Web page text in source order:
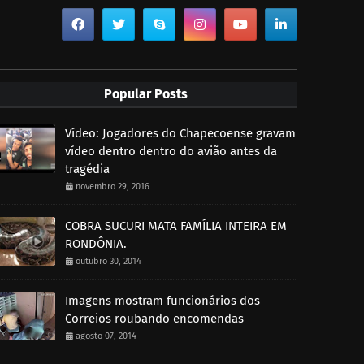
Popular Posts
Vídeo: Jogadores do Chapecoense gravam
vídeo dentro dentro do avião antes da
tragédia
novembro 29, 2016
COBRA SUCURI MATA FAMÍLIA INTEIRA EM
RONDÔNIA.
outubro 30, 2014
Imagens mostram funcionários dos
Correios roubando encomendas
agosto 07, 2014